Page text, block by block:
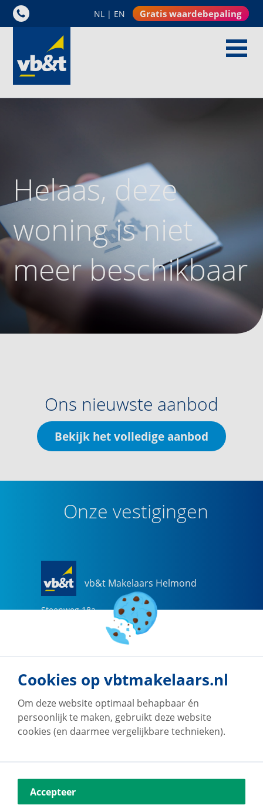
NL | EN Gratis waardebepaling
Helaas, deze
woning is niet
meer beschikbaar
Ons nieuwste aanbod
Bekijk het volledige aanbod
Onze vestigingen
vb&t Makelaars Helmond
Steenweg 18a
helmond@vbtmakelaars.nl
Naar vestiging
Vestdijk 180
5611 CZ Eindhoven
040-2696949
Cookies op vbtmakelaars.nl
Om deze website optimaal behapbaar én
persoonlijk te maken, gebruikt deze website
cookies (en daarmee vergelijkbare technieken).
Accepteer